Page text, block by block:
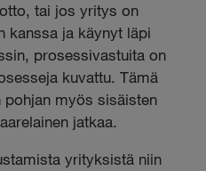
tai jos yritys on
kanssa ja käynyt läpi
prosessivastuita on
kuvattu. Tämä
pohjan myös sisäisten
jatkaa.
yrityksistä niin